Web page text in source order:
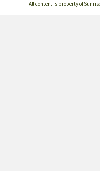
All content is property of